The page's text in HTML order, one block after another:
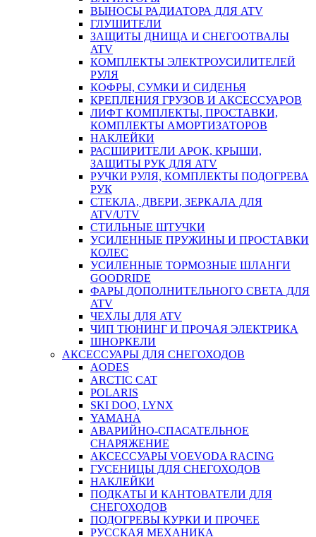
ВЫНОСЫ РАДИАТОРА ДЛЯ ATV
ГЛУШИТЕЛИ
ЗАЩИТЫ ДНИЩА И СНЕГООТВАЛЫ
ATV
КОМПЛЕКТЫ ЭЛЕКТРОУСИЛИТЕЛЕЙ
РУЛЯ
КОФРЫ, СУМКИ И СИДЕНЬЯ
КРЕПЛЕНИЯ ГРУЗОВ И АКСЕССУАРОВ
ЛИФТ КОМПЛЕКТЫ, ПРОСТАВКИ,
КОМПЛЕКТЫ АМОРТИЗАТОРОВ
НАКЛЕЙКИ
РАСШИРИТЕЛИ АРОК, КРЫШИ,
ЗАЩИТЫ РУК ДЛЯ ATV
РУЧКИ РУЛЯ, КОМПЛЕКТЫ ПОДОГРЕВА
РУК
СТЕКЛА, ДВЕРИ, ЗЕРКАЛА ДЛЯ
ATV/UTV
СТИЛЬНЫЕ ШТУЧКИ
УСИЛЕННЫЕ ПРУЖИНЫ И ПРОСТАВКИ
КОЛЕС
УСИЛЕННЫЕ ТОРМОЗНЫЕ ШЛАНГИ
GOODRIDE
ФАРЫ ДОПОЛНИТЕЛЬНОГО СВЕТА ДЛЯ
ATV
ЧЕХЛЫ ДЛЯ ATV
ЧИП ТЮНИНГ И ПРОЧАЯ ЭЛЕКТРИКА
ШНОРКЕЛИ
АКСЕССУАРЫ ДЛЯ СНЕГОХОДОВ
AODES
ARCTIC CAT
POLARIS
SKI DOO, LYNX
YAMAHA
АВАРИЙНО-СПАСАТЕЛЬНОЕ
СНАРЯЖЕНИЕ
АКСЕССУАРЫ VOEVODA RACING
ГУСЕНИЦЫ ДЛЯ СНЕГОХОДОВ
НАКЛЕЙКИ
ПОДКАТЫ И КАНТОВАТЕЛИ ДЛЯ
СНЕГОХОДОВ
ПОДОГРЕВЫ КУРКИ И ПРОЧЕЕ
РУССКАЯ МЕХАНИКА